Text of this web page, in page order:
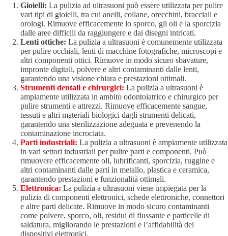
Gioielli: La pulizia ad ultrasuoni può essere utilizzata per pulire
vari tipi di gioielli, tra cui anelli, collane, orecchini, bracciali e
orologi. Rimuove efficacemente lo sporco, gli oli e la sporcizia
dalle aree difficili da raggiungere e dai disegni intricati.
Lenti ottiche: La pulizia a ultrasuoni è comunemente utilizzata
per pulire occhiali, lenti di macchine fotografiche, microscopi e
altri componenti ottici. Rimuove in modo sicuro sbavature,
impronte digitali, polvere e altri contaminanti dalle lenti,
garantendo una visione chiara e prestazioni ottimali.
Strumenti dentali e chirurgici: La pulizia a ultrasuoni è
ampiamente utilizzata in ambito odontoiatrico e chirurgico per
pulire strumenti e attrezzi. Rimuove efficacemente sangue,
tessuti e altri materiali biologici dagli strumenti delicati,
garantendo una sterilizzazione adeguata e prevenendo la
contaminazione incrociata.
Parti industriali: La pulizia a ultrasuoni è ampiamente utilizzata
in vari settori industriali per pulire parti e componenti. Può
rimuovere efficacemente oli, lubrificanti, sporcizia, ruggine e
altri contaminanti dalle parti in metallo, plastica e ceramica,
garantendo prestazioni e funzionalità ottimali.
Elettronica: La pulizia a ultrasuoni viene impiegata per la
pulizia di componenti elettronici, schede elettroniche, connettori
e altre parti delicate. Rimuove in modo sicuro contaminanti
come polvere, sporco, oli, residui di flussante e particelle di
saldatura, migliorando le prestazioni e l’affidabilità dei
dispositivi elettronici.